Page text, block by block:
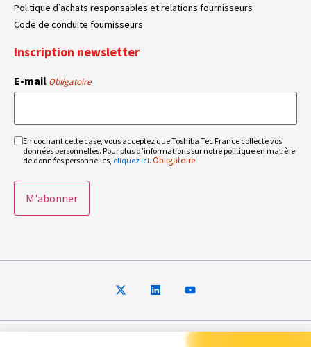
Politique d’achats responsables et relations fournisseurs
Code de conduite fournisseurs
Inscription newsletter
E-mail Obligatoire
RGPD
Obligatoire
En cochant cette case, vous acceptez que Toshiba Tec France collecte vos
données personnelles. Pour plus d’informations sur notre politique en matière
de données personnelles, cliquez ici. Obligatoire
© 2026 Toshiba Tec France Imaging Systems – Tous droits